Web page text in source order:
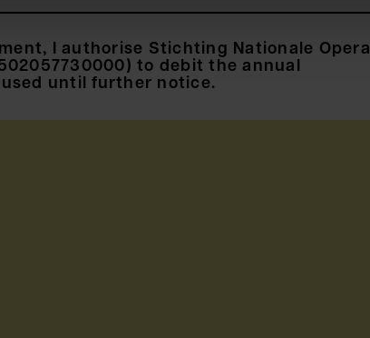
I authorise Stichting Nationale Opera
to debit the annual
until further notice.